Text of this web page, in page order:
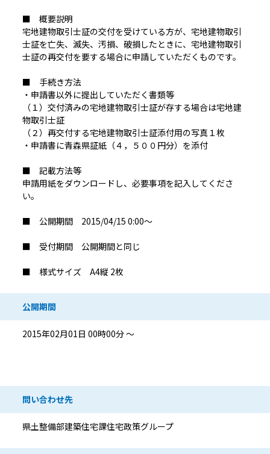
■ 概要説明
宅地建物取引士証の交付を受けている方が、宅地建物取引
士証を亡失、滅失、汚損、破損したときに、宅地建物取引
士証の再交付を要する場合に申請していただくものです。
■ 手続き方法
・申請書以外に提出していただく書類等
（１）交付済みの宅地建物取引士証が存する場合は宅地建
物取引士証
（２）再交付する宅地建物取引士証添付用の写真１枚
・申請書に青森県証紙（４，５００円分）を添付
■ 記載方法等
申請用紙をダウンロードし、必要事項を記入してくださ
い。
■ 公開期間 2015/04/15 0:00～
■ 受付期間 公開期間と同じ
■ 様式サイズ A4縦 2枚
公開期間
2015年02月01日 00時00分 ～
問い合わせ先
県土整備部建築住宅課住宅政策グループ